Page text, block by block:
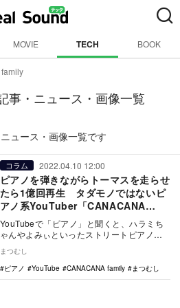
MOVIE TECH BOOK
事・ニュース・画像一覧
ュース・画像一覧です
コラム 2022.04.10 12:00
ピアノを弾きながらトーマスを走らせ
たら1億回再生 タダモノではないピ
アノ系YouTuber「CANACANA
family」とは
YouTubeで「ピアノ」と聞くと、ハラミち
ゃんやよみぃといったストリートピアノを
る…
まつむし
ピアノ
YouTube CANACANA family まつむし